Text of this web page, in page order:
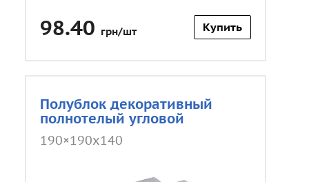
98.40 грн/шт Купить
Полублок декоративный
полнотелый угловой
190×190х140